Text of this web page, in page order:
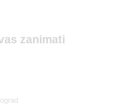
zanimati